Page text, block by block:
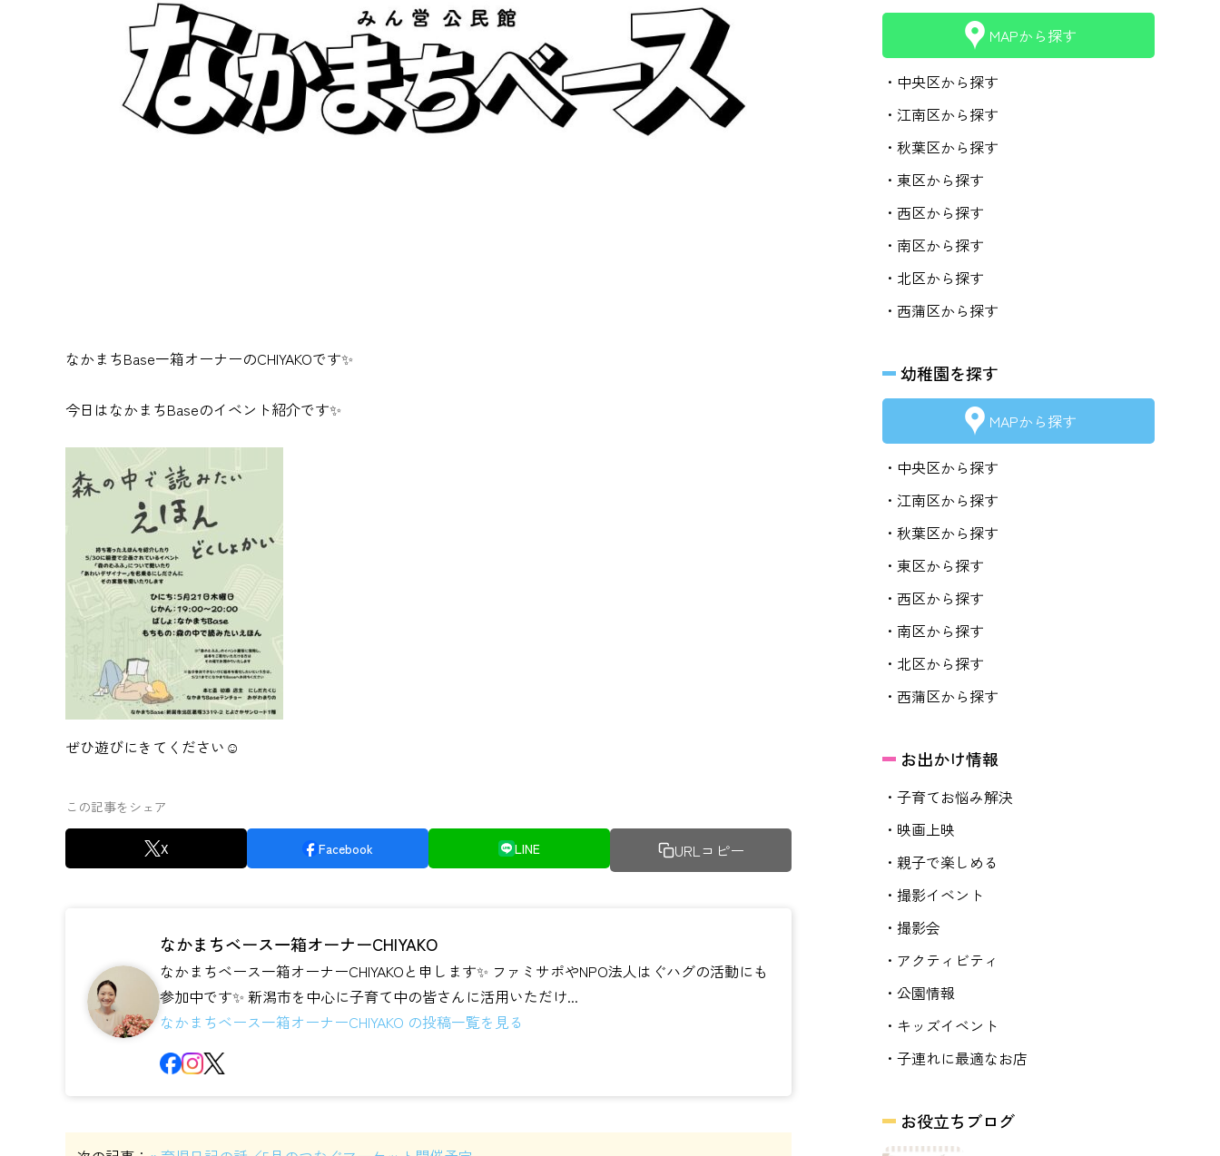
なかまちBase一箱オーナーのCHIYAKOです✨
今日はなかまちBaseのイベント紹介です✨
ぜひ遊びにきてください☺︎
この記事をシェア
X Facebook LINE URLコピー
なかまちベース一箱オーナーCHIYAKO
なかまちベース一箱オーナーCHIYAKOと申します✨ ファミサポやNPO法人はぐハグの活動にも
参加中です✨ 新潟市を中心に子育て中の皆さんに活用いただけ...
なかまちベース一箱オーナーCHIYAKO の投稿一覧を見る
MAPから探す
・中央区から探す
・江南区から探す
・秋葉区から探す
・東区から探す
・西区から探す
・南区から探す
・北区から探す
・西蒲区から探す
幼稚園を探す
MAPから探す
・中央区から探す
・江南区から探す
・秋葉区から探す
・東区から探す
・西区から探す
・南区から探す
・北区から探す
・西蒲区から探す
お出かけ情報
・子育てお悩み解決
・映画上映
・親子で楽しめる
・撮影イベント
・撮影会
・アクティビティ
・公園情報
・キッズイベント
・子連れに最適なお店
お役立ちブログ